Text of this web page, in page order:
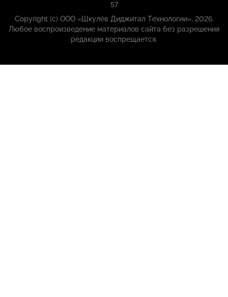
57
Copyright (с) ООО «Шкулёв Диджитал Технологии», 2026.
Любое воспроизведение материалов сайта без разрешения
редакции воспрещается.